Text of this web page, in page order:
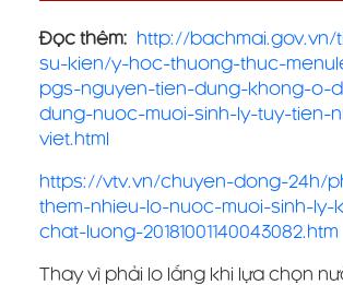
Đọc thêm:
http://bachmai.gov.vn/
su-kien/y-hoc-thuong-thuc-
pgs-nguyen-tien-dung-khong-o-
dung-nuoc-muoi-sinh-ly-tuy-tien-
viet.html
https://vtv.vn/chuyen-dong-24h/
them-nhieu-lo-nuoc-muoi-sinh-ly-
chat-luong-20181001140043082.htm
Thay vì phải lo lắng khi lựa chọn